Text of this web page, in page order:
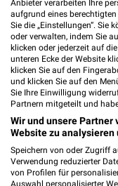
Angebote ab 03.08.
Noch heute gültig
METRO
Anbieter verarbeiten Ihre
aufgrund eines
Sie die „Einstellungen“. Sie
oder verwalten, indem Sie
klicken oder jederzeit auf
unteren Ecke der Website
klicken Sie auf den
und klicken Sie auf den
Sie Ihre Einwilligung
Partnern mitgeteilt und
Wir und unsere Partner
Website zu analysieren
Speichern von oder Zugriff
Verwendung reduzierter
von Profilen für
Auswahl personalisierter